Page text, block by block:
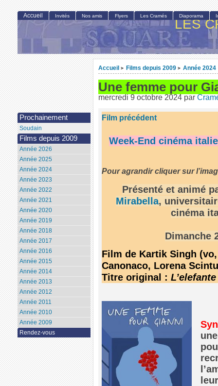
LES
Accueil > Films depuis 2009 > Année 2024
Une femme pour
mercredi 9 octobre 2024 par
Film précédent
Week-End cinéma
Pour agrandir cliquer sur
Présenté et animé
Mirabella,
cinéma
Dimanche
Film de Kartik Singh
Canonaco, Lorena
Titre original :
Accueil Invités Nos amis Flyers Les Cramés Diaporama
Prochainement
Soudain
Films depuis 2009
Année 2026
Année 2025
Année 2024
Année 2023
Année 2022
Année 2021
Année 2020
Année 2019
Année 2018
Année 2017
Année 2016
Année 2015
Année 2014
Année 2013
Année 2012
Année 2011
Année 2010
Année 2009
Rendez-vous